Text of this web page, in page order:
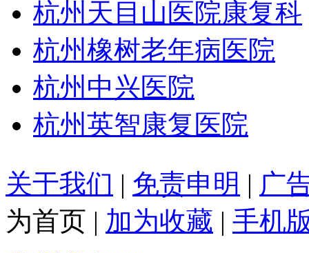
杭州天目山医院康复科
杭州橡树老年病医院
杭州中兴医院
杭州英智康复医院
关于我们 | 免责申明 | 广
为首页 | 加为收藏 | 手机